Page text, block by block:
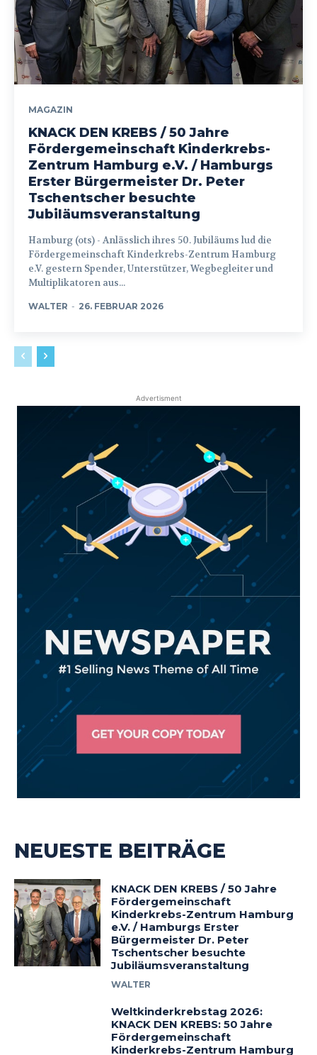
MAGAZIN
KNACK DEN KREBS / 50 Jahre
Fördergemeinschaft Kinderkrebs-
Zentrum Hamburg e.V. / Hamburgs
Erster Bürgermeister Dr. Peter
Tschentscher besuchte
Jubiläumsveranstaltung
Hamburg (ots) - Anlässlich ihres 50. Jubiläums lud die
Fördergemeinschaft Kinderkrebs-Zentrum Hamburg
e.V. gestern Spender, Unterstützer, Wegbegleiter und
Multiplikatoren aus...
WALTER - 26. FEBRUAR 2026
Advertisment
NEUESTE BEITRÄGE
KNACK DEN KREBS / 50 Jahre
Fördergemeinschaft
Kinderkrebs-Zentrum Hamburg
e.V. / Hamburgs Erster
Bürgermeister Dr. Peter
Tschentscher besuchte
Jubiläumsveranstaltung
WALTER
Weltkinderkrebstag 2026:
KNACK DEN KREBS: 50 Jahre
Fördergemeinschaft
Kinderkrebs-Zentrum Hamburg